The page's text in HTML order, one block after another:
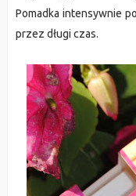
Pomadka intensywnie
przez długi czas.